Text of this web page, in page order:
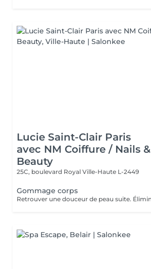
Lucie Saint-Clair Paris
avec NM Coiffure / Nails &
Beauty
25C, boulevard Royal Ville-Haute L-2449
Gommage corps